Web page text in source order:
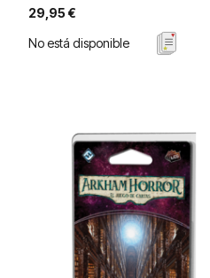
29,95 €
No está disponible